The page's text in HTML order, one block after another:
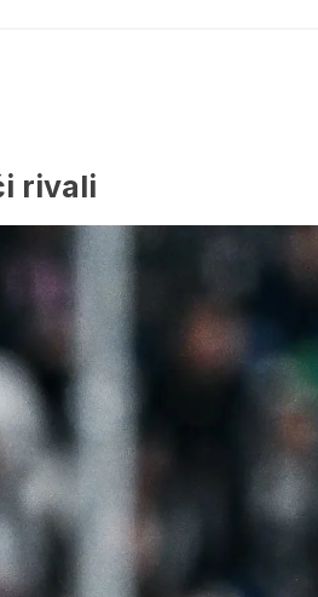
rivali